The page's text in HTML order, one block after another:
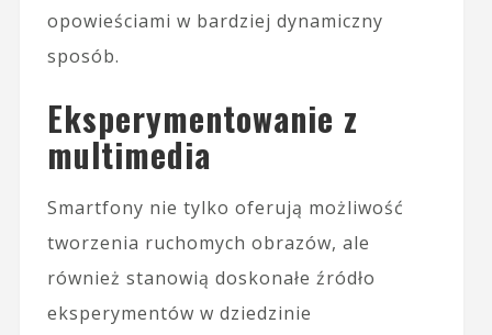
opowieściami w bardziej dynamiczny
sposób.
Eksperymentowanie z
multimedia
Smartfony nie tylko oferują możliwość
tworzenia ruchomych obrazów, ale
również stanowią doskonałe źródło
eksperymentów w dziedzinie